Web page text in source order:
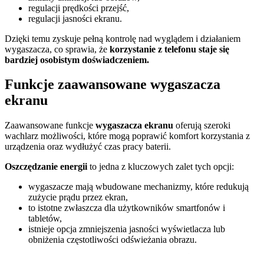
regulacji prędkości przejść,
regulacji jasności ekranu.
Dzięki temu zyskuje pełną kontrolę nad wyglądem i działaniem
wygaszacza, co sprawia, że korzystanie z telefonu staje się
bardziej osobistym doświadczeniem.
Funkcje zaawansowane wygaszacza
ekranu
Zaawansowane funkcje wygaszacza ekranu oferują szeroki
wachlarz możliwości, które mogą poprawić komfort korzystania z
urządzenia oraz wydłużyć czas pracy baterii.
Oszczędzanie energii to jedna z kluczowych zalet tych opcji:
wygaszacze mają wbudowane mechanizmy, które redukują
zużycie prądu przez ekran,
to istotne zwłaszcza dla użytkowników smartfonów i
tabletów,
istnieje opcja zmniejszenia jasności wyświetlacza lub
obniżenia częstotliwości odświeżania obrazu.